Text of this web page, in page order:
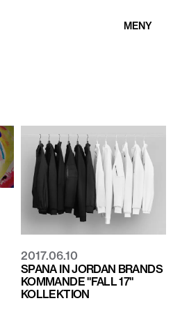
MENY
2017.06.10
SPANA IN JORDAN BRANDS
KOMMANDE "FALL 17"
KOLLEKTION